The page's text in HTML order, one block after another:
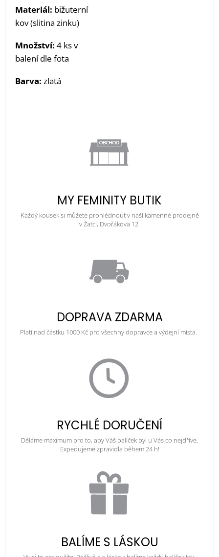
Materiál: bižuterní
kov (slitina zinku)
Množství: 4 ks v
balení dle fota
Barva: zlatá
MY FEMINITY BUTIK
Každý kousek si můžete prohlédnout v naší kamenné prodejně
v Žatci, Dvořákova 12.
DOPRAVA ZDARMA
Platí nad částku 1000 Kč pro všechny dopravce a výdejní místa.
RYCHLÉ DORUČENÍ
Děláme maximum pro to, aby Váš balíček byl u Vás co nejdříve.
Expedujeme zpravidla během 24 h!
BALÍME S LÁSKOU